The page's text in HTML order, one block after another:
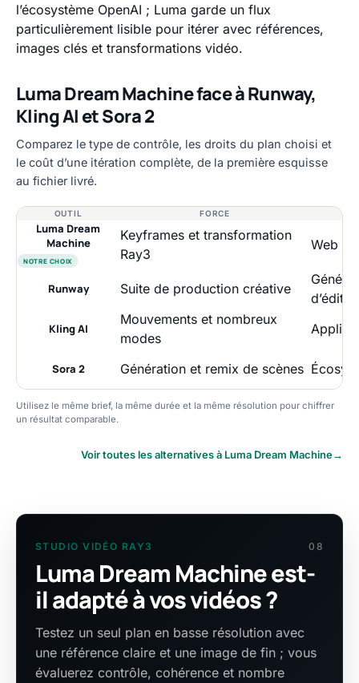
l’écosystème OpenAI ; Luma garde un flux
particulièrement lisible pour itérer avec références,
images clés et transformations vidéo.
Luma Dream Machine face à Runway,
Kling AI et Sora 2
Comparez le type de contrôle, les droits du plan choisi et
le coût d’une itération complète, de la première esquisse
au fichier livré.
OUTIL FORCE
Luma Dream
Machine
NOTRE CHOIX
Keyframes et transformation
Ray3
Web et
Runway Suite de production créative
Kling AI
Mouvements et nombreux
modes
Sora 2 Génération et remix de scènes
Utilisez le même brief, la même durée et la même résolution pour chiffrer
un résultat comparable.
Voir toutes les alternatives à Luma Dream Machine→
STUDIO VIDÉO RAY3 08
Luma Dream Machine est-
il adapté à vos vidéos ?
Testez un seul plan en basse résolution avec
une référence claire et une image de fin ; vous
évaluerez contrôle, cohérence et nombre